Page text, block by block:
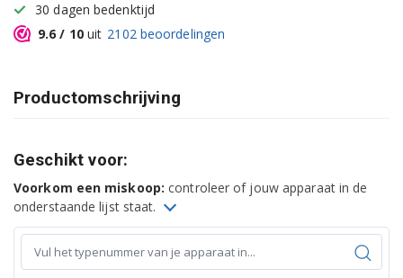
30 dagen bedenktijd
9.6 / 10uit 2102 beoordelingen
Productomschrijving
Geschikt voor:
Voorkom een miskoop: controleer of jouw apparaat in de
onderstaande lijst staat.